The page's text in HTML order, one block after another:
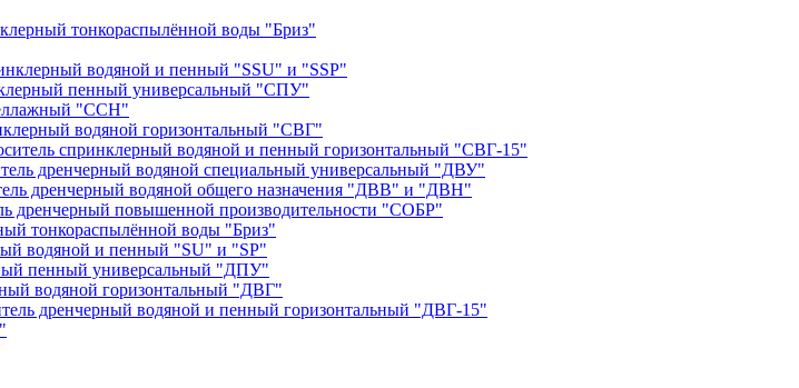
тонкораспылённой воды "Бриз"
водяной и пенный "SSU" и "SSP"
пенный универсальный "СПУ"
"ССН"
водяной горизонтальный "СВГ"
спринклерный водяной и пенный горизонтальный "СВГ-15"
дренчерный водяной специальный универсальный "ДВУ"
дренчерный водяной общего назначения "ДВВ" и "ДВН"
дренчерный повышенной производительности "СОБР"
тонкораспылённой воды "Бриз"
водяной и пенный "SU" и "SP"
пенный универсальный "ДПУ"
водяной горизонтальный "ДВГ"
дренчерный водяной и пенный горизонтальный "ДВГ-15"